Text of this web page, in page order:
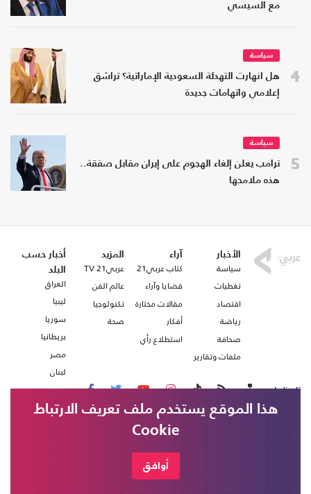
مع السيسي
4
سياسة
هل انهارت التهدئة السعودية الإماراتية؟ تراشق
إعلامي واتهامات جديدة
5
سياسة
ترامب يعلن إلغاء الهجوم على إيران مقابل صفقة..
هذه ملامحها
الأخبار
سياسة
تغطيات
اقتصاد
رياضة
صحافة
ملفات وتقارير
آراء
كتاب عربي21
قضايا وآراء
مقالات مختارة
أفكار
استطلاع رأي
المزيد
عربي21 TV
عالم الفن
تكنولوجيا
صحة
أخبار حسب
البلد
العراق
ليبيا
سوريا
بريطانيا
مصر
لبنان
تابعنا على
هذا الموقع يستخدم ملف تعريف الارتباط
Cookie
أوافق